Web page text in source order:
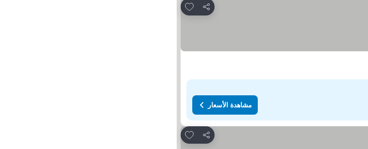
مشاركة
Add to favorites
مشاهدة الأسعار
مشاركة
Add to favorites